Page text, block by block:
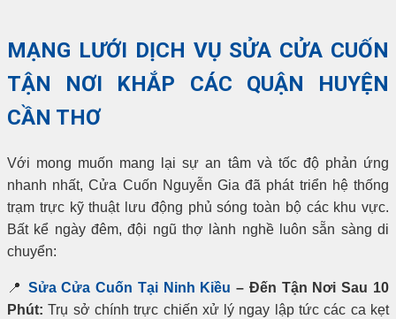
MẠNG LƯỚI DỊCH VỤ SỬA CỬA CUỐN
TẬN NƠI KHẮP CÁC QUẬN HUYỆN
CẦN THƠ
Với mong muốn mang lại sự an tâm và tốc độ phản ứng
nhanh nhất, Cửa Cuốn Nguyễn Gia đã phát triển hệ thống
trạm trực kỹ thuật lưu động phủ sóng toàn bộ các khu vực.
Bất kể ngày đêm, đội ngũ thợ lành nghề luôn sẵn sàng di
chuyển:
📍 Sửa Cửa Cuốn Tại Ninh Kiều – Đến Tận Nơi Sau 10
Phút: Trụ sở chính trực chiến xử lý ngay lập tức các ca kẹt